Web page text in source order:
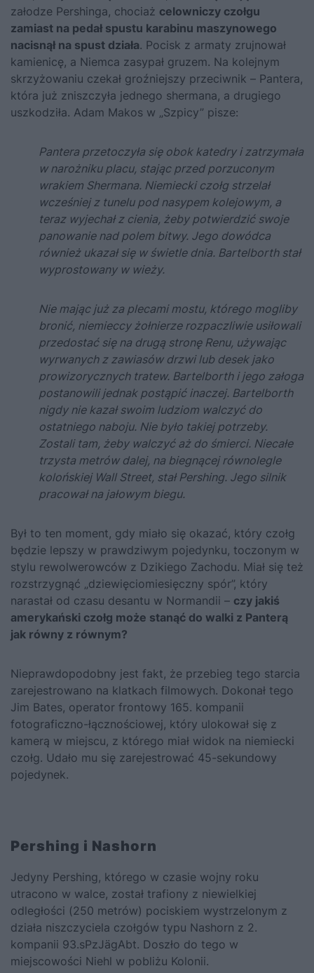
załodze Pershinga, chociaż celowniczy czołgu
zamiast na pedał spustu karabinu maszynowego
nacisnął na spust działa. Pocisk z armaty zrujnował
kamienicę, a Niemca zasypał gruzem. Na kolejnym
skrzyżowaniu czekał groźniejszy przeciwnik – Pantera,
która już zniszczyła jednego shermana, a drugiego
uszkodziła. Adam Makos w „Szpicy” pisze:
Pantera przetoczyła się obok katedry i zatrzymała
w narożniku placu, stając przed porzuconym
wrakiem Shermana. Niemiecki czołg strzelał
wcześniej z tunelu pod nasypem kolejowym, a
teraz wyjechał z cienia, żeby potwierdzić swoje
panowanie nad polem bitwy. Jego dowódca
również ukazał się w świetle dnia. Bartelborth stał
wyprostowany w wieży.
Nie mając już za plecami mostu, którego mogliby
bronić, niemieccy żołnierze rozpaczliwie usiłowali
przedostać się na drugą stronę Renu, używając
wyrwanych z zawiasów drzwi lub desek jako
prowizorycznych tratew. Bartelborth i jego załoga
postanowili jednak postąpić inaczej. Bartelborth
nigdy nie kazał swoim ludziom walczyć do
ostatniego naboju. Nie było takiej potrzeby.
Zostali tam, żeby walczyć aż do śmierci. Niecałe
trzysta metrów dalej, na biegnącej równolegle
kolońskiej Wall Street, stał Pershing. Jego silnik
pracował na jałowym biegu.
Był to ten moment, gdy miało się okazać, który czołg
będzie lepszy w prawdziwym pojedynku, toczonym w
stylu rewolwerowców z Dzikiego Zachodu. Miał się też
rozstrzygnąć „dziewięciomiesięczny spór”, który
narastał od czasu desantu w Normandii – czy jakiś
amerykański czołg może stanąć do walki z Panterą
jak równy z równym?
Nieprawdopodobny jest fakt, że przebieg tego starcia
zarejestrowano na klatkach filmowych. Dokonał tego
Jim Bates, operator frontowy 165. kompanii
fotograficzno-łącznościowej, który ulokował się z
kamerą w miejscu, z którego miał widok na niemiecki
czołg. Udało mu się zarejestrować 45-sekundowy
pojedynek.
Pershing i Nashorn
Jedyny Pershing, którego w czasie wojny roku
utracono w walce, został trafiony z niewielkiej
odległości (250 metrów) pociskiem wystrzelonym z
działa niszczyciela czołgów typu Nashorn z 2.
kompanii 93.sPzJägAbt. Doszło do tego w
miejscowości Niehl w pobliżu Kolonii.